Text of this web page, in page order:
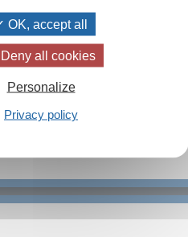
OK, accept all
Deny all cookies
Personalize
Privacy policy